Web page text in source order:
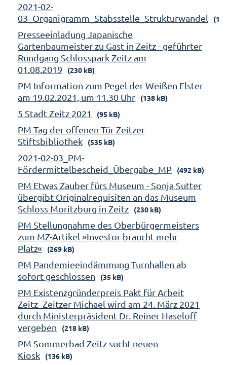
2021-02-
03_Organigramm_Stabsstelle_Strukturwandel
Presseeinladung Japanische
Gartenbaumeister zu Gast in Zeitz - geführter
Rundgang Schlosspark Zeitz am
01.08.2019
(230 kB)
PM Information zum Pegel der Weißen Elster
am 19.02.2021, um 11.30 Uhr
(138 kB)
5 Stadt Zeitz 2021 (95 kB)
PM Tag der offenen Tür Zeitzer
Stiftsbibliothek
(535 kB)
2021-02-03_PM-
Fördermittelbescheid_Übergabe_MP
(492 kB)
PM Etwas Zauber fürs Museum - Sonja Sutter
übergibt Originalrequisiten an das Museum
Schloss Moritzburg in Zeitz
(230 kB)
PM Stellungnahme des Oberbürgermeisters
zum MZ-Artikel »Investor braucht mehr
Platz«
(269 kB)
PM Pandemieeindämmung Turnhallen ab
sofort geschlossen
(35 kB)
PM Existenzgründerpreis Pakt für Arbeit
Zeitz_Zeitzer Michael wird am 24. März 2021
durch Ministerpräsident Dr. Reiner Haseloff
vergeben
(218 kB)
PM Sommerbad Zeitz sucht neuen
Kiosk
(136 kB)